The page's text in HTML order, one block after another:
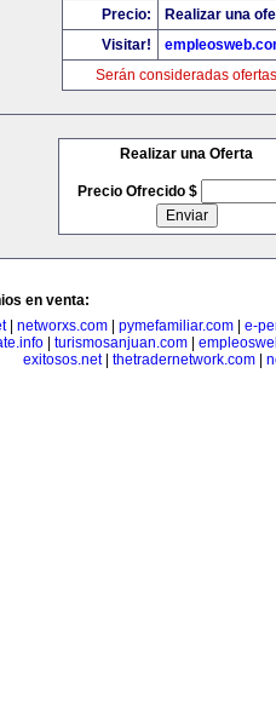
Precio:
Realizar una
Visitar!
Serán consideradas ofertas
Realizar una Oferta
Precio Ofrecido $
en venta:
| networxs.com| pymefamiliar.com| e-
| turismosanjuan.com|
exitosos.net| thetradernetwork.com